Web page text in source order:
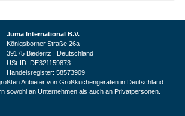
Juma International B.V.
Königsborner Straße 26a
39175 Biederitz | Deutschland
USt-ID: DE321159873
Handelsregister: 58573909
Anbieter von Großküchengeräten in Deutschland
sowohl an Unternehmen als auch an Privatpersonen.